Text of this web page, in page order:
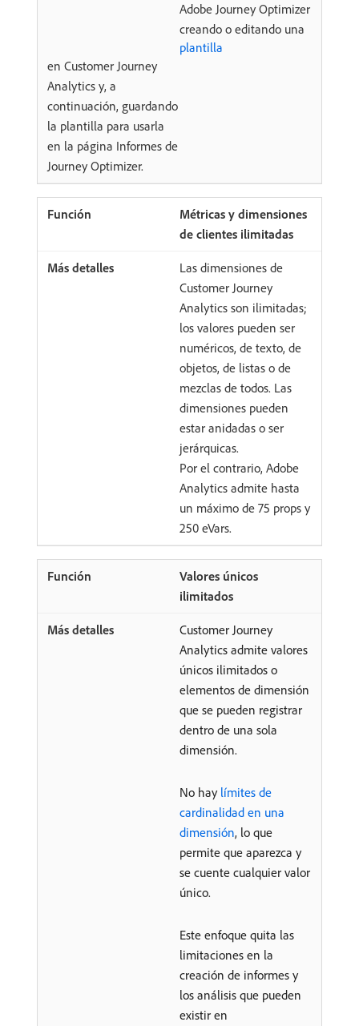
Adobe Journey Optimizer
creando o editando una
plantilla
en Customer Journey
Analytics y, a
continuación, guardando
la plantilla para usarla
en la página Informes de
Journey Optimizer.
Métricas y dimensiones
de clientes ilimitadas
Las dimensiones de
Customer Journey
Analytics son ilimitadas;
los valores pueden ser
numéricos, de texto, de
objetos, de listas o de
mezclas de todos. Las
dimensiones pueden
estar anidadas o ser
jerárquicas.
Por el contrario, Adobe
Analytics admite hasta
un máximo de 75 props y
250 eVars.
Valores únicos
ilimitados
Customer Journey
Analytics admite valores
únicos ilimitados o
elementos de dimensión
que se pueden registrar
dentro de una sola
dimensión.
No hay límites de
cardinalidad en una
dimensión, lo que
permite que aparezca y
se cuente cualquier valor
único.
Este enfoque quita las
limitaciones en la
creación de informes y
los análisis que pueden
existir en